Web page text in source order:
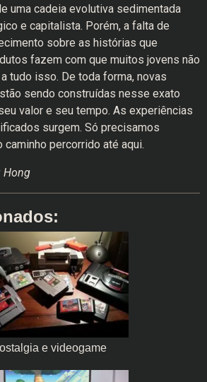
uma cadeia evolutiva sedimentada
e capitalista. Porém, a falta de
sobre as histórias que
fazem com que muitos jovens não
tudo isso. De toda forma, novas
sendo construídas nesse exato
valor e seu tempo. As experiências
surgem. Só precisamos
percorrido até aqui.
Hong
e videogame